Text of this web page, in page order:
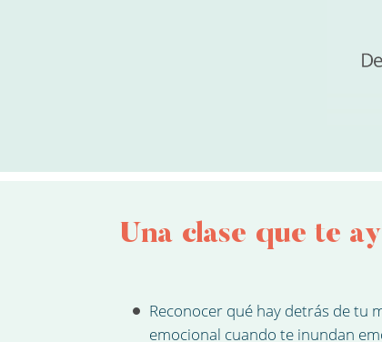
Una clase que te
Reconocer qué hay detrás de tu
emocional cuando te inundan